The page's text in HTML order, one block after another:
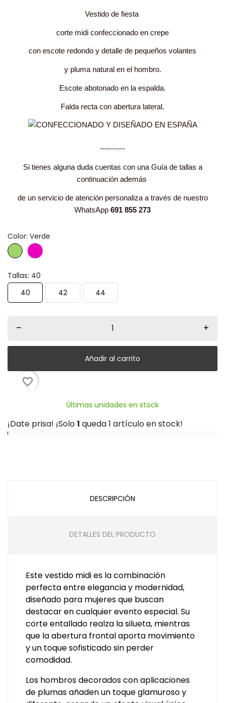
Vestido de fiesta
corte midi confeccionado en crepe
con escote redondo y detalle de pequeños volantes
y pluma natural en el hombro.
Escote abotonado en la espalda.
Falda recta con abertura lateral.
----------
Si tienes alguna duda cuentas con una Guía de tallas a
continuación además
de un servicio de atención personaliza a través de nuestro
WhatsApp 691 855 273
Color: Verde
VerdeFucsia
Tallas: 40
40
42 44
– +
Añadir al carrito
favorite_border
Últimas unidades en stock
¡Date prisa! ¡Solo1 queda 1 artículo en stock!
DESCRIPCIÓN
DETALLES DEL PRODUCTO
Este vestido midi es la combinación
perfecta entre elegancia y modernidad,
diseñado para mujeres que buscan
destacar en cualquier evento especial. Su
corte entallado realza la silueta, mientras
que la abertura frontal aporta movimiento
y un toque sofisticado sin perder
comodidad.
Los hombros decorados con aplicaciones
de plumas añaden un toque glamuroso y